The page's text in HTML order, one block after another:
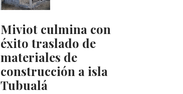
Miviot culmina con
éxito traslado de
materiales de
construcción a isla
Tubualá